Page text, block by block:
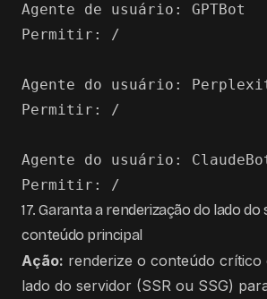
Agente de usuário: GPTBot
Permitir: /
Agente do usuário:
Permitir: /
Agente do usuário:
17. Garanta a renderização do lado
conteúdo principal
Ação: renderize o conteúdo crítico
lado do servidor (SSR ou SSG)